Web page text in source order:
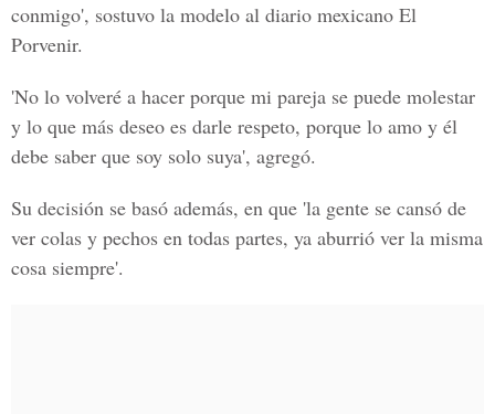
conmigo', sostuvo la modelo al diario mexicano El
Porvenir.
'No lo volveré a hacer porque mi pareja se puede molestar
y lo que más deseo es darle respeto, porque lo amo y él
debe saber que soy solo suya', agregó.
Su decisión se basó además, en que 'la gente se cansó de
ver colas y pechos en todas partes, ya aburrió ver la misma
cosa siempre'.